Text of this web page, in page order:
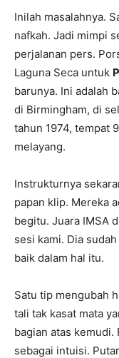
Inilah masalahnya.
nafkah. Jadi mimpi
perjalanan pers.
Laguna Seca untuk
barunya. Ini adalah
di Birmingham, di
tahun 1974, tempat
melayang.
Instrukturnya
papan klip. Mereka
begitu. Juara IMSA
sesi kami. Dia
baik dalam hal itu.
Satu tip mengubah
tali tak kasat mata
bagian atas kemudi.
sebagai intuisi.